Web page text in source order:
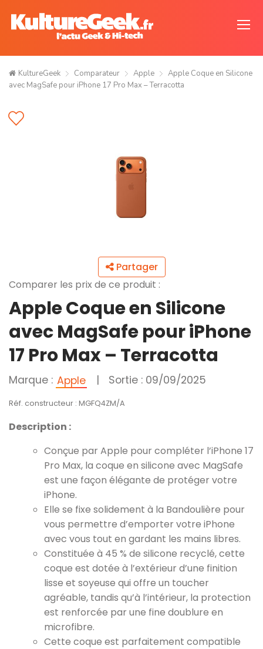
KultureGeek Comparateur Apple
Apple Coque en Silicone
avec MagSafe pour iPhone 17 Pro Max – Terracotta ​​​​​​​
Partager
Comparer les prix de ce produit :
Apple Coque en Silicone
avec MagSafe pour iPhone
17 Pro Max – Terracotta ​​​​​​​
Marque : Apple | Sortie : 09/09/2025
Réf. constructeur : MGFQ4ZM/A
Description :
Conçue par Apple pour compléter l’iPhone 17
Pro Max, la coque en silicone avec MagSafe
est une façon élégante de protéger votre
iPhone.
Elle se fixe solidement à la Bandoulière pour
vous permettre d’emporter votre iPhone
avec vous tout en gardant les mains libres.
Constituée à 45 % de silicone recyclé, cette
coque est dotée à l’extérieur d’une finition
lisse et soyeuse qui offre un toucher
agréable, tandis qu’à l’intérieur, la protection
est renforcée par une fine doublure en
microfibre.
Cette coque est parfaitement compatible